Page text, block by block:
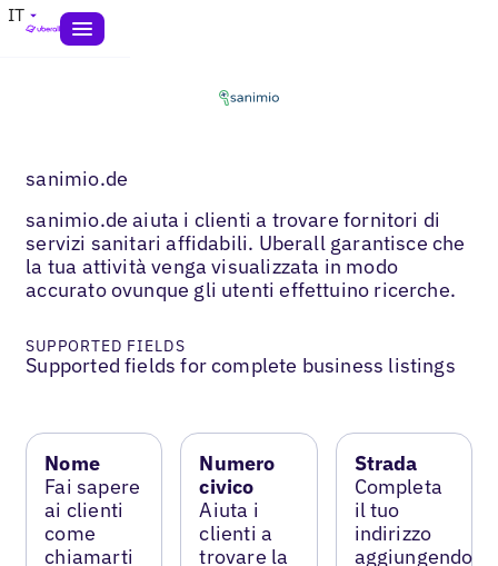
IT
sanimio.de
sanimio.de aiuta i clienti a trovare fornitori di
servizi sanitari affidabili. Uberall garantisce che
la tua attività venga visualizzata in modo
accurato ovunque gli utenti effettuino ricerche.
SUPPORTED FIELDS
Supported fields for complete business listings
Nome
Fai sapere
ai clienti
come
chiamarti
Numero
civico
Aiuta i
clienti a
trovare la
Strada
Completa
il tuo
indirizzo
aggiungendo